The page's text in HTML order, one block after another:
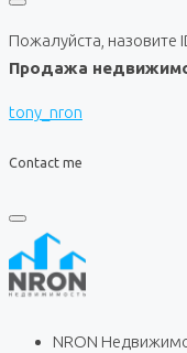
Пожалуйста, назовите
Продажа
tony_nron
Contact me
NRON